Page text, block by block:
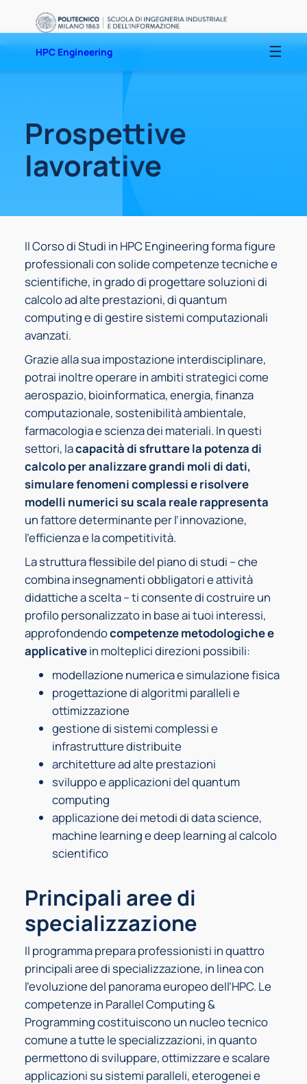
contenuto
HPC Engineering
Prospettive
lavorative
Il Corso di Studi in HPC Engineering forma figure
professionali con solide competenze tecniche e
scientifiche, in grado di progettare soluzioni di
calcolo ad alte prestazioni, di quantum
computing e di gestire sistemi computazionali
avanzati.
Grazie alla sua impostazione interdisciplinare,
potrai inoltre operare in ambiti strategici come
aerospazio, bioinformatica, energia, finanza
computazionale, sostenibilità ambientale,
farmacologia e scienza dei materiali. In questi
settori, lacapacità di sfruttare la potenza di
calcolo per analizzare grandi moli di dati,
simulare fenomeni complessi e risolvere
modelli numerici su scala reale rappresenta
un fattore determinante per l’innovazione,
l’efficienza e la competitività.
La struttura flessibile del piano di studi – che
combina insegnamenti obbligatori e attività
didattiche a scelta – ti consente di costruire un
profilo personalizzato in base ai tuoi interessi,
approfondendocompetenze metodologiche e
applicativein molteplici direzioni possibili:
modellazione numerica e simulazione fisica
progettazione di algoritmi paralleli e
ottimizzazione
gestione di sistemi complessi e
infrastrutture distribuite
architetture ad alte prestazioni
sviluppo e applicazioni del quantum
computing
applicazione dei metodi di data science,
machine learning e deep learning al calcolo
scientifico
Principali aree di
specializzazione
Il programma prepara professionisti in quattro
principali aree di specializzazione, in linea con
l’evoluzione del panorama europeo dell’HPC. Le
competenze in Parallel Computing &
Programming costituiscono un nucleo tecnico
comune a tutte le specializzazioni, in quanto
permettono di sviluppare, ottimizzare e scalare
applicazioni su sistemi paralleli, eterogenei e